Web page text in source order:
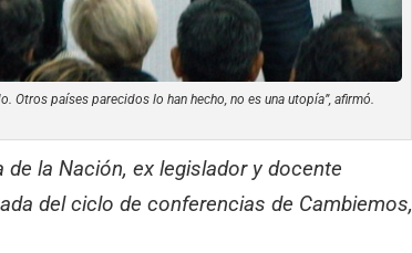
Otros países parecidos lo han hecho, no es una utopía”, afirmó.
la Nación, ex legislador y docente
del ciclo de conferencias de Cambiemos,